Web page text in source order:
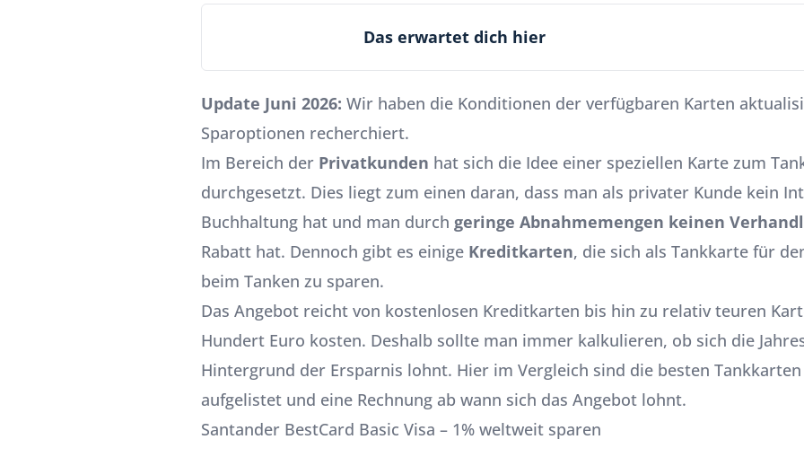
Das erwartet dich hier
Update Juni 2026: Wir haben die Konditionen der verfügbaren Karten
Sparoptionen recherchiert.
Im Bereich der Privatkunden hat sich die Idee einer speziellen Karte zum
durchgesetzt. Dies liegt zum einen daran, dass man als privater Kunde kein
Buchhaltung hat und man durch geringe Abnahmemengen keinen
Rabatt hat. Dennoch gibt es einige Kreditkarten, die sich als Tankkarte für
beim Tanken zu sparen.
Das Angebot reicht von kostenlosen Kreditkarten bis hin zu relativ teuren
Hundert Euro kosten. Deshalb sollte man immer kalkulieren, ob sich die
Hintergrund der Ersparnis lohnt. Hier im Vergleich sind die besten
aufgelistet und eine Rechnung ab wann sich das Angebot lohnt.
Santander BestCard Basic Visa – 1% weltweit sparen